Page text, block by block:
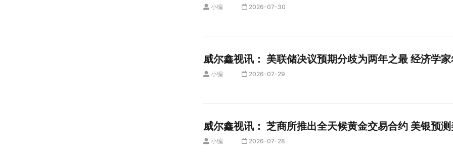
小编 2026-07-30
威尔鑫视讯： 美联储决议预期分歧为两年之最 经济学
小编 2026-07-29
威尔鑫视讯： 芝商所推出全天候黄金交易合约 美银预
小编 2026-07-28